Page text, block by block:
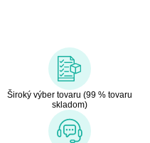
Široký výber tovaru (99 % tovaru
skladom)